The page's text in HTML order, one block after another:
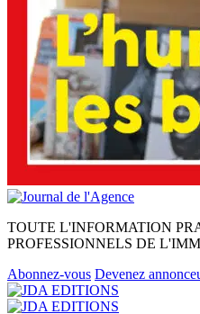
TOUTE L'INFORMATION
PROFESSIONNELS DE
Abonnez-vous Devenez